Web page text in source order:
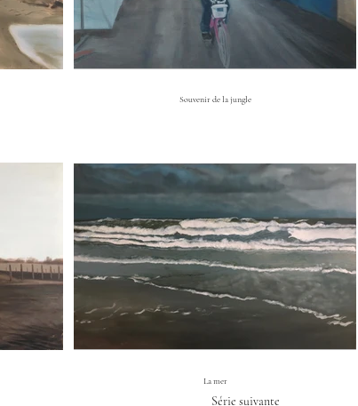
Souvenir de la jungle
La mer
Série suivante